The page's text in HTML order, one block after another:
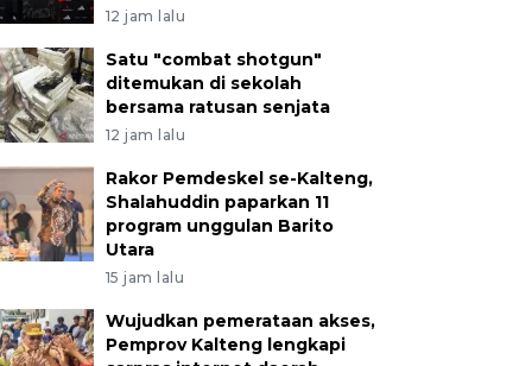
12 jam lalu
Satu "combat shotgun"
ditemukan di sekolah
bersama ratusan senjata
12 jam lalu
Rakor Pemdeskel se-Kalteng,
Shalahuddin paparkan 11
program unggulan Barito
Utara
15 jam lalu
Wujudkan pemerataan akses,
Pemprov Kalteng lengkapi